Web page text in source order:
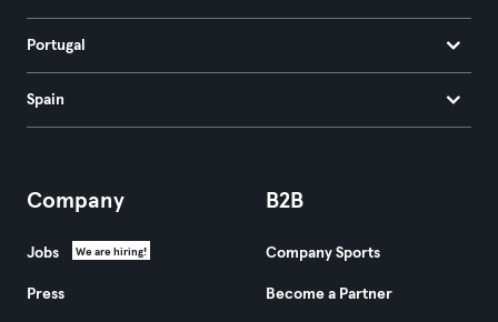
Portugal
Spain
Company
Jobs We are hiring!
Press
B2B
Company Sports
Become a Partner